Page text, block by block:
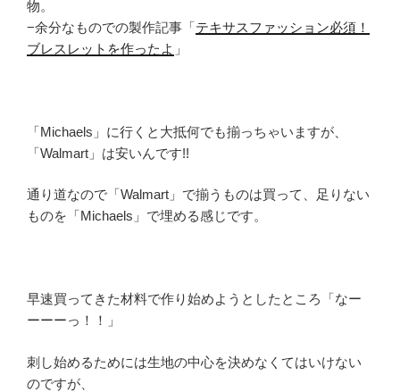
物。
−余分なものでの製作記事「テキサスファッション必須！
ブレスレットを作ったよ 」
「Michaels」に行くと大抵何でも揃っちゃいますが、
「Walmart」は安いんです!!
通り道なので「Walmart」で揃うものは買って、足りない
ものを「Michaels」で埋める感じです。
早速買ってきた材料で作り始めようとしたところ「なー
ーーーっ！！」
刺し始めるためには生地の中心を決めなくてはいけない
のですが、